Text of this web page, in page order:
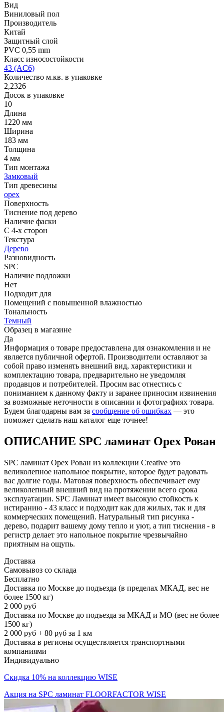
Вид
Виниловый пол
Производитель
Китай
Защитный слой
PVC 0,55 mm
Класс износостойкости
43 (AC6)
Количество м.кв. в упаковке
2,2326
Досок в упаковке
10
Длина
1220 мм
Ширина
183 мм
Толщина
4 мм
Тип монтажа
Замковый
Тип древесины
орех
Поверхность
Тиснение под дерево
Наличие фаски
С 4-х сторон
Текстура
Дерево
Разновидность
SPC
Наличие подложки
Нет
Подходит для
Помещений с повышенной влажностью
Тональность
Темный
Образец в магазине
Да
Информация о товаре предоставлена для ознакомления и не
является публичной офертой. Производители оставляют за
собой право изменять внешний вид, характеристики и
комплектацию товара, предварительно не уведомляя
продавцов и потребителей. Просим вас отнестись с
пониманием к данному факту и заранее приносим извинения
за возможные неточности в описании и фотографиях товара.
Будем благодарны вам за сообщение об ошибках — это
поможет сделать наш каталог еще точнее!
ОПИСАНИЕ SPC ламинат Орех Рован
SPC ламинат Орех Рован из коллекции Creative это
великолепное напольное покрытие, которое будет радовать
вас долгие годы. Матовая поверхность обеспечивает ему
великолепный внешний вид на протяжении всего срока
эксплуатации. SPC Ламинат имеет высокую стойкость к
истиранию - 43 класс и подходит как для жилых, так и для
коммерческих помещений. Натуральный тип рисунка -
дерево, подарит вашему дому тепло и уют, а тип тиснения - в
регистр делает это напольное покрытие чрезвычайно
приятным на ощупь.
Доставка
Самовывоз со склада
Бесплатно
Доставка по Москве до подъезда (в пределах МКАД, вес не
более 1500 кг)
2 000 руб
Доставка по Москве до подъезда за МКАД и МО (вес не более
1500 кг)
2 000 руб + 80 руб за 1 км
Доставка в регионы осуществляется транспортными
компаниями
Индивидуально
Скидка 10% на коллекцию WISE
Акция на SPC ламинат FLOORFACTOR WISE